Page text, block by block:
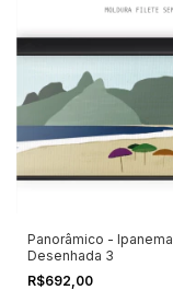
Panorâmico - Ipanema
Desenhada 3
R$692,00